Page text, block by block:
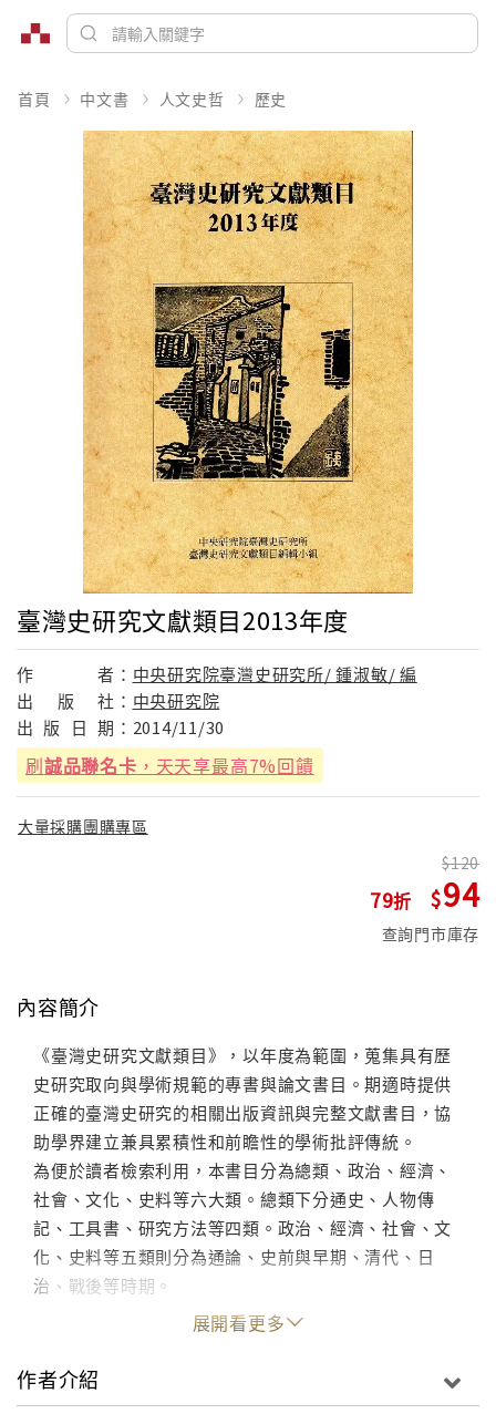
首頁 中文書 人文史哲 歷史
臺灣史研究文獻類目2013年度
作 者： 中央研究院臺灣史研究所/ 鍾淑敏/ 編
出
版 社： 中央研究院
出 版 日 期： 2014/11/30
刷誠品聯名卡 ，天天享最高7%回饋
大量採購團購專區
79
120
94
查詢門市庫存
內容簡介
《臺灣史研究文獻類目》，以年度為範圍，蒐集具有歷
史研究取向與學術規範的專書與論文書目。期適時提供
正確的臺灣史研究的相關出版資訊與完整文獻書目，協
助學界建立兼具累積性和前瞻性的學術批評傳統。
為便於讀者檢索利用，本書目分為總類、政治、經濟、
社會、文化、史料等六大類。總類下分通史、人物傳
記、工具書、研究方法等四類。政治、經濟、社會、文
化、史料等五類則分為通論、史前與早期、清代、日
治、戰後等時期。
展開看更多
作者介紹